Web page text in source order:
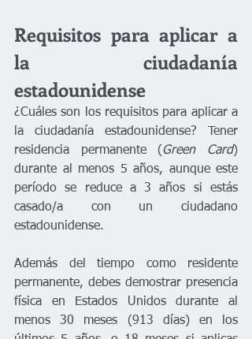
Requisitos para aplicar a
la ciudadanía
estadounidense
¿Cuáles son los requisitos para aplicar a
la ciudadanía estadounidense? Tener
residencia permanente (Green Card)
durante al menos 5 años, aunque este
período se reduce a 3 años si estás
casado/a con un ciudadano
estadounidense.
Además del tiempo como residente
permanente, debes demostrar presencia
física en Estados Unidos durante al
menos 30 meses (913 días) en los